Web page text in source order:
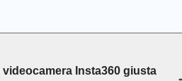
Insta360 giusta